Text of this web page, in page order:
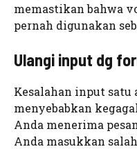
memastikan bahwa
pernah digunakan
Ulangi input dg
Kesalahan input satu
menyebabkan
Anda menerima
Anda masukkan